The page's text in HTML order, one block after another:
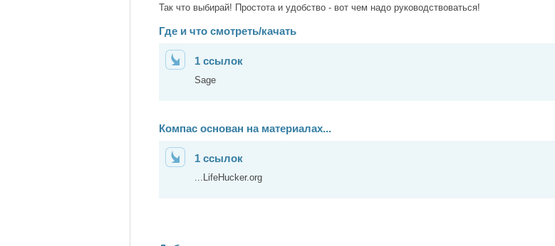
Так что выбирай! Простота и удобство - вот чем надо руководствоваться!
Где и что смотреть/качать
1 ссылок
Sage
Компас основан на материалах...
1 ссылок
...LifeHucker.org